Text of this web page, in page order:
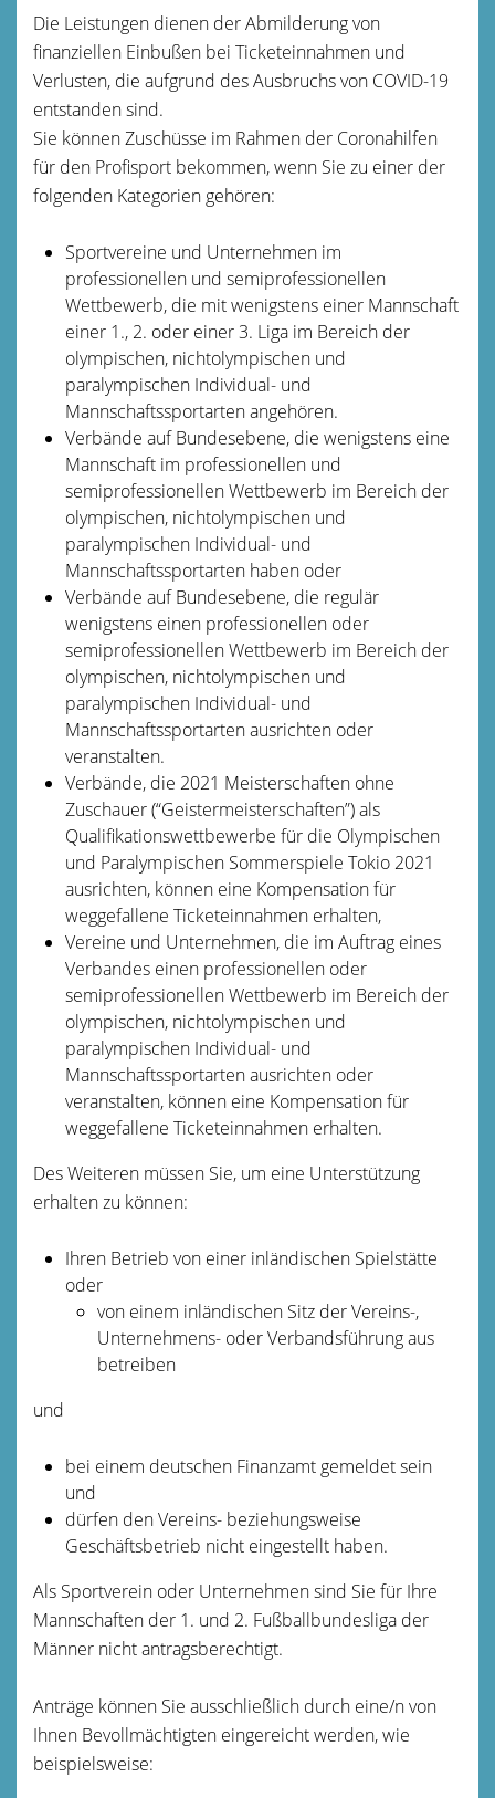
Die Leistungen dienen der Abmilderung von
finanziellen Einbußen bei Ticketeinnahmen und
Verlusten, die aufgrund des Ausbruchs von COVID-19
entstanden sind.
Sie können Zuschüsse im Rahmen der Coronahilfen
für den Profisport bekommen, wenn Sie zu einer der
folgenden Kategorien gehören:
Sportvereine und Unternehmen im
professionellen und semiprofessionellen
Wettbewerb, die mit wenigstens einer Mannschaft
einer 1., 2. oder einer 3. Liga im Bereich der
olympischen, nichtolympischen und
paralympischen Individual- und
Mannschaftssportarten angehören.
Verbände auf Bundesebene, die wenigstens eine
Mannschaft im professionellen und
semiprofessionellen Wettbewerb im Bereich der
olympischen, nichtolympischen und
paralympischen Individual- und
Mannschaftssportarten haben oder
Verbände auf Bundesebene, die regulär
wenigstens einen professionellen oder
semiprofessionellen Wettbewerb im Bereich der
olympischen, nichtolympischen und
paralympischen Individual- und
Mannschaftssportarten ausrichten oder
veranstalten.
Verbände, die 2021 Meisterschaften ohne
Zuschauer (“Geistermeisterschaften”) als
Qualifikationswettbewerbe für die Olympischen
und Paralympischen Sommerspiele Tokio 2021
ausrichten, können eine Kompensation für
weggefallene Ticketeinnahmen erhalten,
Vereine und Unternehmen, die im Auftrag eines
Verbandes einen professionellen oder
semiprofessionellen Wettbewerb im Bereich der
olympischen, nichtolympischen und
paralympischen Individual- und
Mannschaftssportarten ausrichten oder
veranstalten, können eine Kompensation für
weggefallene Ticketeinnahmen erhalten.
Des Weiteren müssen Sie, um eine Unterstützung
erhalten zu können:
Ihren Betrieb von einer inländischen Spielstätte
oder
von einem inländischen Sitz der Vereins-,
Unternehmens- oder Verbandsführung aus
betreiben
und
bei einem deutschen Finanzamt gemeldet sein
und
dürfen den Vereins- beziehungsweise
Geschäftsbetrieb nicht eingestellt haben.
Als Sportverein oder Unternehmen sind Sie für Ihre
Mannschaften der 1. und 2. Fußballbundesliga der
Männer nicht antragsberechtigt.
Anträge können Sie ausschließlich durch eine/n von
Ihnen Bevollmächtigten eingereicht werden, wie
beispielsweise: